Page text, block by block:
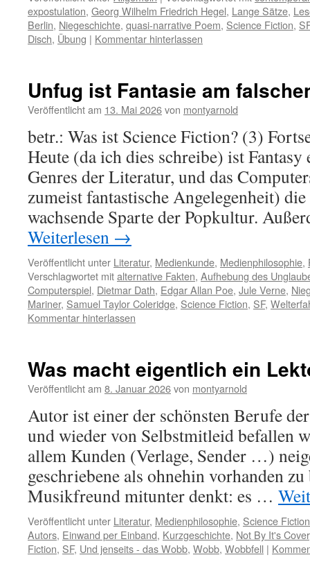
expostulation, Georg Wilhelm Friedrich Hegel, Lange Sätze,
Berlin, Niegeschichte, quasi-narrative Poem, Science Fiction, SF
Disch, Übung | Kommentar hinterlassen
Unfug ist Fantasie am
Veröffentlicht am 13. Mai 2026von montyarnold
betr.: Was ist Science Fiction? (3)
Heute (da ich dies schreibe) ist Fantasy
Genres der Literatur, und das
zumeist fantastische Angelegenheit) die
wachsende Sparte der Popkultur.
Weiterlesen →
Veröffentlicht unter Literatur, Medienkunde, Medienphilosophie,
Verschlagwortet mitalternative Fakten, Aufhebung des
Computerspiel, Dietmar Dath, Edgar Allan Poe, Jule Verne,
Mariner, Samuel Taylor Coleridge, Science Fiction, SF,
Kommentar hinterlassen
Was macht eigentlich ein
Veröffentlicht am 8. Januar 2026von montyarnold
Autor ist einer der schönsten Berufe
und wieder von Selbstmitleid befallen
allem Kunden (Verlage, Sender …)
geschriebene als ohnehin vorhanden
Musikfreund mitunter denkt: es …
Veröffentlicht unter Literatur, Medienphilosophie, Science Fiction
Autors, Einwand per Einband, Kurzgeschichte, Not By It's Cover
Fiction, SF, Und jenseits - das Wobb, Wobb, Wobbfell |